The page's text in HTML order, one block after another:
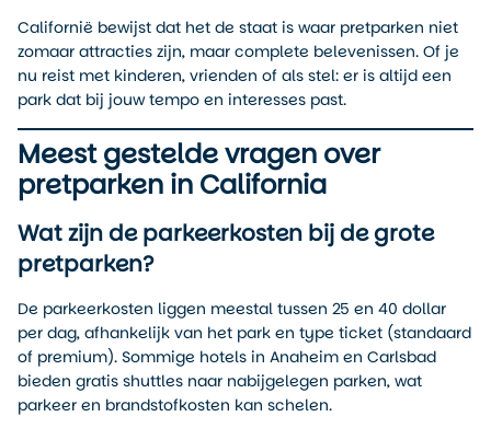
Californië bewijst dat het de staat is waar pretparken niet
zomaar attracties zijn, maar complete belevenissen. Of je
nu reist met kinderen, vrienden of als stel: er is altijd een
park dat bij jouw tempo en interesses past.
Meest gestelde vragen over
pretparken in California
Wat zijn de parkeerkosten bij de grote
pretparken?
De parkeerkosten liggen meestal tussen 25 en 40 dollar
per dag, afhankelijk van het park en type ticket (standaard
of premium). Sommige hotels in Anaheim en Carlsbad
bieden gratis shuttles naar nabijgelegen parken, wat
parkeer en brandstofkosten kan schelen.